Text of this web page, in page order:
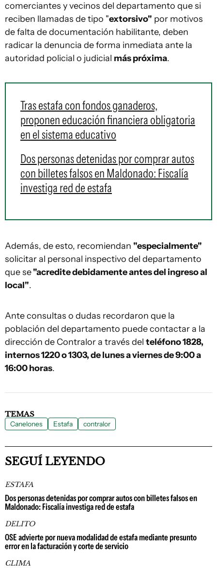
comerciantes y vecinos del departamento que si
reciben llamadas de tipo "extorsivo" por motivos
de falta de documentación habilitante, deben
radicar la denuncia de forma inmediata ante la
autoridad policial o judicial más próxima.
Tras estafa con fondos ganaderos,
proponen educación financiera obligatoria
en el sistema educativo
Dos personas detenidas por comprar autos
con billetes falsos en Maldonado: Fiscalía
investiga red de estafa
Además, de esto, recomiendan "especialmente"
solicitar al personal inspectivo del departamento
que se"acredite debidamente antes del ingreso al
local".
Ante consultas o dudas recordaron que la
población del departamento puede contactar a la
dirección de Contralor a través del teléfono 1828,
internos 1220 o 1303, de lunes a viernes de 9:00 a
16:00 horas.
TEMAS
Canelones Estafa contralor
SEGUÍ LEYENDO
ESTAFA
Dos personas detenidas por comprar autos con billetes falsos en
Maldonado: Fiscalía investiga red de estafa
DELITO
OSE advierte por nueva modalidad de estafa mediante presunto
error en la facturación y corte de servicio
CLIMA